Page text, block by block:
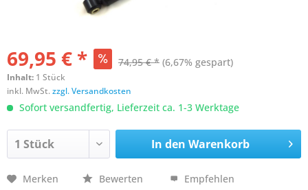
69,95 € * 74,95 € * (6,67% gespart)
Inhalt: 1 Stück
inkl. MwSt.zzgl. Versandkosten
Sofort versandfertig, Lieferzeit ca. 1-3 Werktage
In den Warenkorb
Merken Bewerten Empfehlen